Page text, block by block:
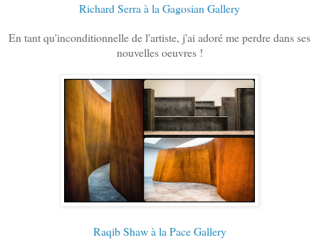
Richard Serra à la Gagosian Gallery
En tant qu'inconditionnelle de l'artiste, j'ai adoré me perdre dans ses
nouvelles oeuvres !
Raqib Shaw à la Pace Gallery